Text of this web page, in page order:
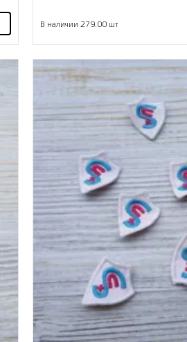
В наличии 279.00 шт